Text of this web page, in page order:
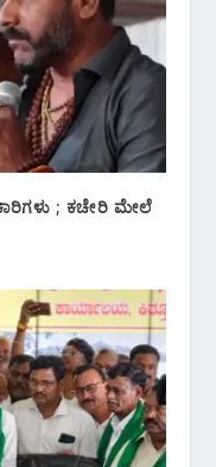
; ಕಚೇರಿ ಮೇಲೆ